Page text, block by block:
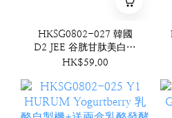
HKSG0802-027 韓國
D2 JEE 谷胱甘肽美白牙
膏 100g (B4)
HK$59.00